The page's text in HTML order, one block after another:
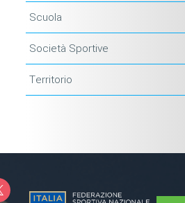
Scuola
Società Sportive
Territorio